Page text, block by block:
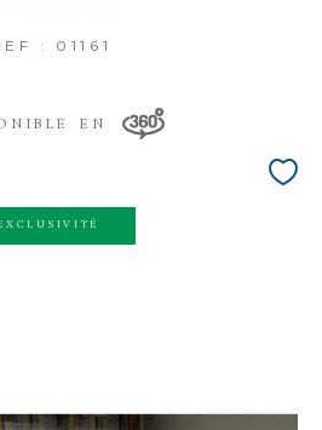
: 01161
EN